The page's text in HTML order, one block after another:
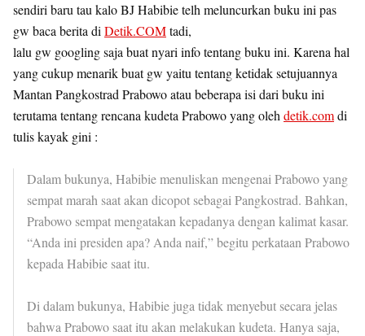
sendiri baru tau kalo BJ Habibie telh meluncurkan buku ini pas
gw baca berita di Detik.COMtadi,
lalu gw googling saja buat nyari info tentang buku ini. Karena hal
yang cukup menarik buat gw yaitu tentang ketidak setujuannya
Mantan Pangkostrad Prabowo atau beberapa isi dari buku ini
terutama tentang rencana kudeta Prabowo yang oleh detik.comdi
tulis kayak gini :
Dalam bukunya, Habibie menuliskan mengenai Prabowo yang
sempat marah saat akan dicopot sebagai Pangkostrad. Bahkan,
Prabowo sempat mengatakan kepadanya dengan kalimat kasar.
“Anda ini presiden apa? Anda naif,” begitu perkataan Prabowo
kepada Habibie saat itu.
Di dalam bukunya, Habibie juga tidak menyebut secara jelas
bahwa Prabowo saat itu akan melakukan kudeta. Hanya saja,